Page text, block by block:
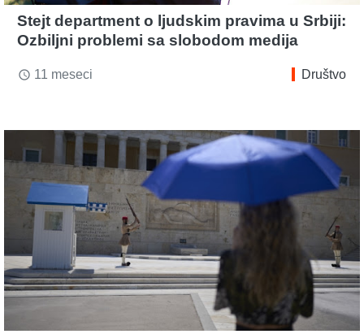
Stejt department o ljudskim pravima u Srbiji:
Ozbiljni problemi sa slobodom medija
access_time 11 meseci Društvo